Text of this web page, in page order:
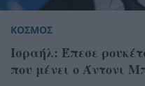
ΚΟΣΜΟΣ
Ισραήλ: Έπεσε
που μένει ο Άντονι